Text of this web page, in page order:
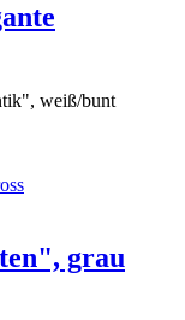
weiß/bunt
grau